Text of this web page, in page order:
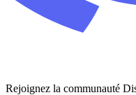
Rejoignez la communauté